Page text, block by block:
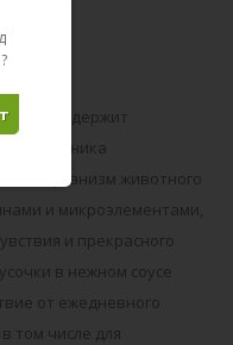
содержит
источника
организм животного
и микроэлементами,
и прекрасного
в нежном соусе
от ежедневного
том числе для
?